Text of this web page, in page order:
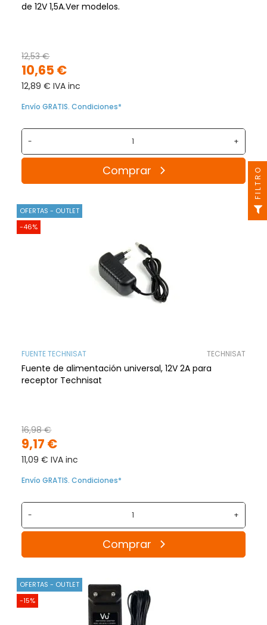
de 12V 1,5A.Ver modelos.
10,65 €
12,53 €
12,89 € IVA inc
Envío GRATIS. Condiciones*
- +
Comprar
OFERTAS - OUTLET
-46%
FUENTE TECHNISAT TECHNISAT
Fuente de alimentación universal, 12V 2A para
receptor Technisat
9,17 €
16,98 €
11,09 € IVA inc
Envío GRATIS. Condiciones*
- +
Comprar
OFERTAS - OUTLET
-15%
FILTRO